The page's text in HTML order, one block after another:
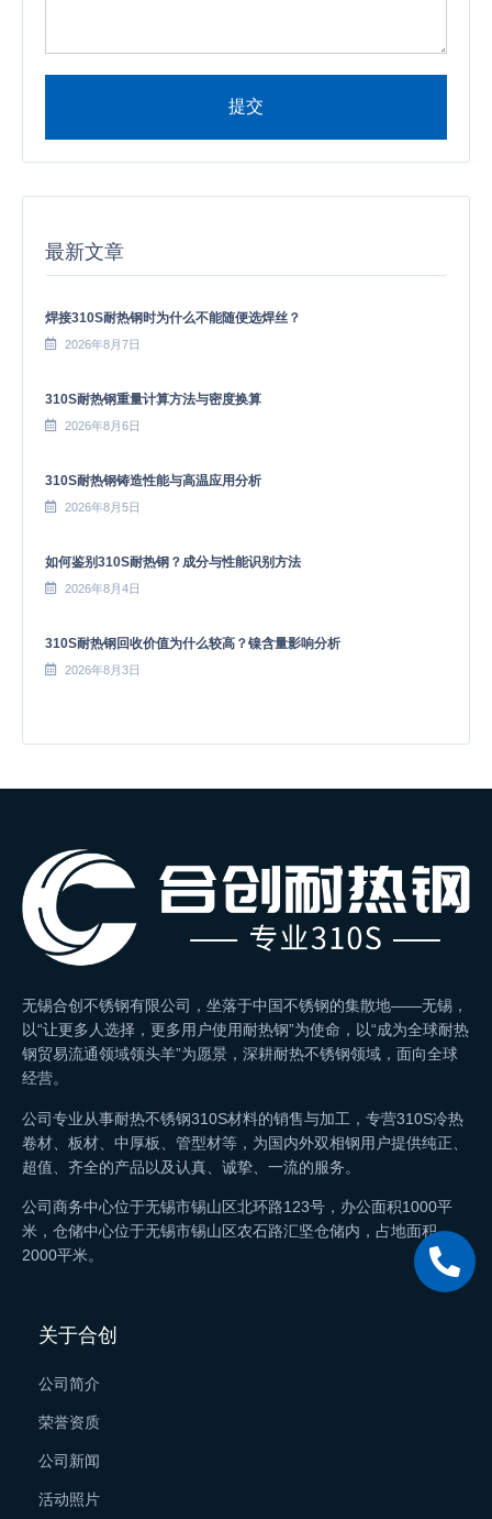
提交
最新文章
焊接310S耐热钢时为什么不能随便选焊丝？
2026年8月7日
310S耐热钢重量计算方法与密度换算
2026年8月6日
310S耐热钢铸造性能与高温应用分析
2026年8月5日
如何鉴别310S耐热钢？成分与性能识别方法
2026年8月4日
310S耐热钢回收价值为什么较高？镍含量影响分析
2026年8月3日
无锡合创不锈钢有限公司，坐落于中国不锈钢的集散地——无锡，
以“让更多人选择，更多用户使用耐热钢”为使命，以“成为全球耐热
钢贸易流通领域领头羊”为愿景，深耕耐热不锈钢领域，面向全球
经营。
公司专业从事耐热不锈钢310S材料的销售与加工，专营310S冷热
卷材、板材、中厚板、管型材等，为国内外双相钢用户提供纯正、
超值、齐全的产品以及认真、诚挚、一流的服务。
公司商务中心位于无锡市锡山区北环路123号，办公面积1000平
米，仓储中心位于无锡市锡山区农石路汇坚仓储内，占地面积
2000平米。
关于合创
公司简介
荣誉资质
公司新闻
活动照片